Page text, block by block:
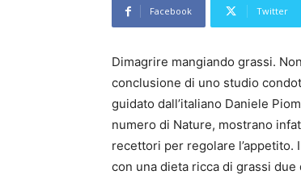
Facebook Twitter
Dimagrire mangiando grassi.
conclusione di uno studio
guidato dall’italiano Daniele
numero di Nature, mostrano
recettori per regolare
con una dieta ricca di grassi